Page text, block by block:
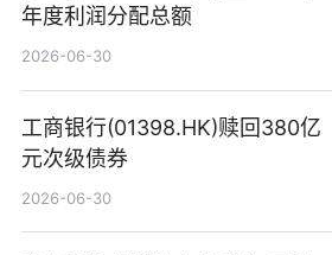
年度利润分配总额
2026-06-30
工商银行(01398.HK)赎回380亿
元次级债券
2026-06-30